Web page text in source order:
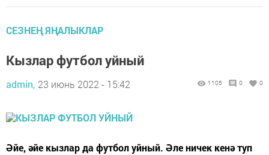
СЕЗНЕҢ ЯҢАЛЫКЛАР
Кызлар футбол уйный
admin, 23 июнь 2022 - 15:42 1105 0 0
Әйе, әйе кызлар да футбол уйный. Әле ничек кенә туп